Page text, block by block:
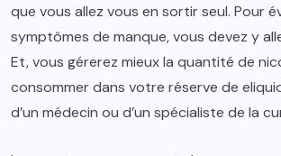
que vous allez vous en sortir seul. Pour
symptômes de manque, vous devez y
Et, vous gérerez mieux la quantité de
consommer dans votre réserve de
d’un médecin ou d’un spécialiste de la